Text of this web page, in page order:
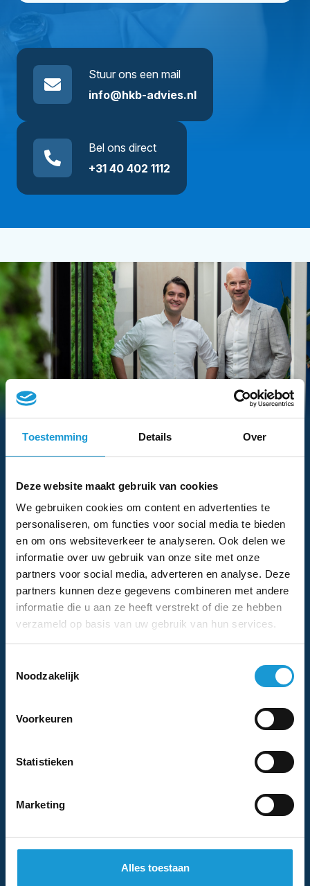
Toestemming Details Over
Deze website maakt gebruik van cookies
We gebruiken cookies om content en advertenties te
personaliseren, om functies voor social media te bieden
en om ons websiteverkeer te analyseren. Ook delen we
informatie over uw gebruik van onze site met onze
partners voor social media, adverteren en analyse. Deze
partners kunnen deze gegevens combineren met andere
informatie die u aan ze heeft verstrekt of die ze hebben
verzameld op basis van uw gebruik van hun services.
Noodzakelijk
Voorkeuren
Statistieken
Marketing
Alles toestaan
Stuur ons een mail
info@hkb-advies.nl
Bel ons direct
+31 40 402 1112
Hebben we je interesse
gewekt?
Vraag dan nu eenvoudig een adviesgesprek aan
Voor-
en
achternaam
Bedrijfsnaam
Eventuele
opmerkingen
E-
mailadres
Telefoonnummer
We nemen binnen 1 (werk)dag contact met je
info@hkb-advies.nl